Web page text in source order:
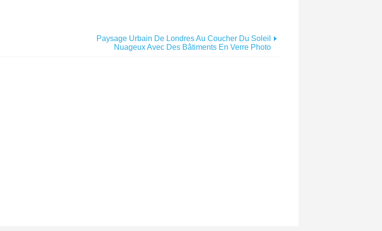
Paysage Urbain De Londres Au Coucher Du Soleil
Nuageux Avec Des Bâtiments En Verre Photo